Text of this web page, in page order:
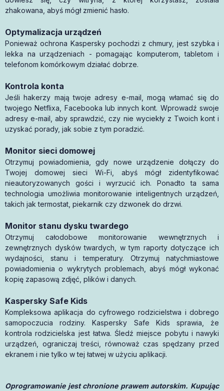
zhakowana, abyś mógł zmienić hasło.
Optymalizacja urządzeń
Ponieważ ochrona Kaspersky pochodzi z chmury, jest szybka i
lekka na urządzeniach - pomagając komputerom, tabletom i
telefonom komórkowym działać dobrze.
Kontrola konta
Jeśli hakerzy mają twoje adresy e-mail, mogą włamać się do
twojego Netflixa, Facebooka lub innych kont. Wprowadź swoje
adresy e-mail, aby sprawdzić, czy nie wyciekły z Twoich kont i
uzyskać porady, jak sobie z tym poradzić.
Monitor sieci domowej
Otrzymuj powiadomienia, gdy nowe urządzenie dołączy do
Twojej domowej sieci Wi-Fi, abyś mógł zidentyfikować
nieautoryzowanych gości i wyrzucić ich. Ponadto ta sama
technologia umożliwia monitorowanie inteligentnych urządzeń,
takich jak termostat, piekarnik czy dzwonek do drzwi.
Monitor stanu dysku twardego
Otrzymuj całodobowe monitorowanie wewnętrznych i
zewnętrznych dysków twardych, w tym raporty dotyczące ich
wydajności, stanu i temperatury. Otrzymuj natychmiastowe
powiadomienia o wykrytych problemach, abyś mógł wykonać
kopię zapasową zdjęć, plików i danych.
Kaspersky Safe Kids
Kompleksowa aplikacja do cyfrowego rodzicielstwa i dobrego
samopoczucia rodziny. Kaspersky Safe Kids sprawia, że
kontrola rodzicielska jest łatwa. Śledź miejsce pobytu i nawyki
urządzeń, ograniczaj treści, równoważ czas spędzany przed
ekranem i nie tylko w tej łatwej w użyciu aplikacji.
Oprogramowanie jest chronione prawem autorskim. Kupując